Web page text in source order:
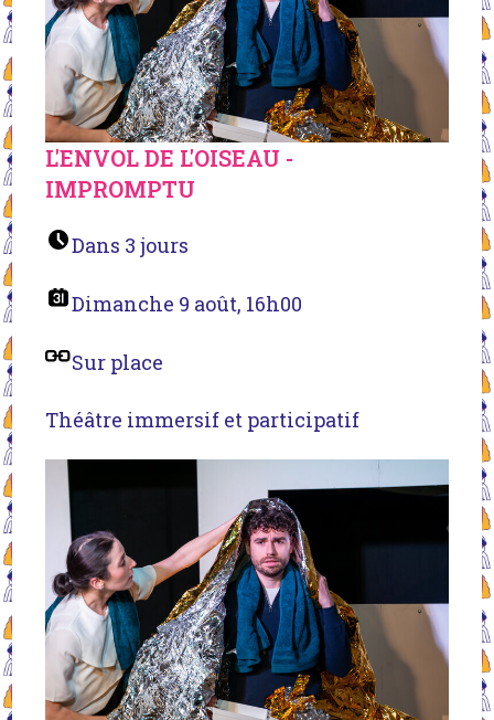
L'ENVOL DE L'OISEAU -
IMPROMPTU
Dans 3 jours
Dimanche 9 août, 16h00
Sur place
Théâtre immersif et participatif